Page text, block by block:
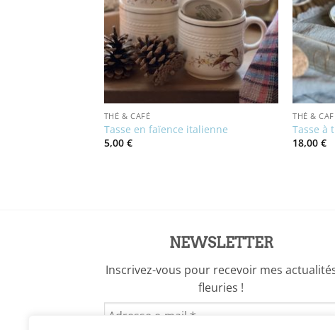
THÉ & CAFÉ
Tasse en faïence italienne
5,00 €
THÉ &
Tasse à
18,00€
NEWSLETTER
Inscrivez-vous pour recevoir mes
fleuries !